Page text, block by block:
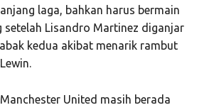
laga, bahkan harus bermain
setelah Lisandro Martinez diganjar
kedua akibat menarik rambut
.
United masih berada